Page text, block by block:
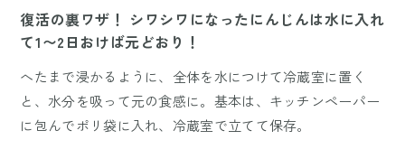
復活の裏ワザ！ シワシワになったにんじんは水に入れ
て1〜2日おけば元どおり！
へたまで浸かるように、全体を水につけて冷蔵室に置く
と、水分を吸って元の食感に。基本は、キッチンペーパー
に包んでポリ袋に入れ、冷蔵室で立てて保存。